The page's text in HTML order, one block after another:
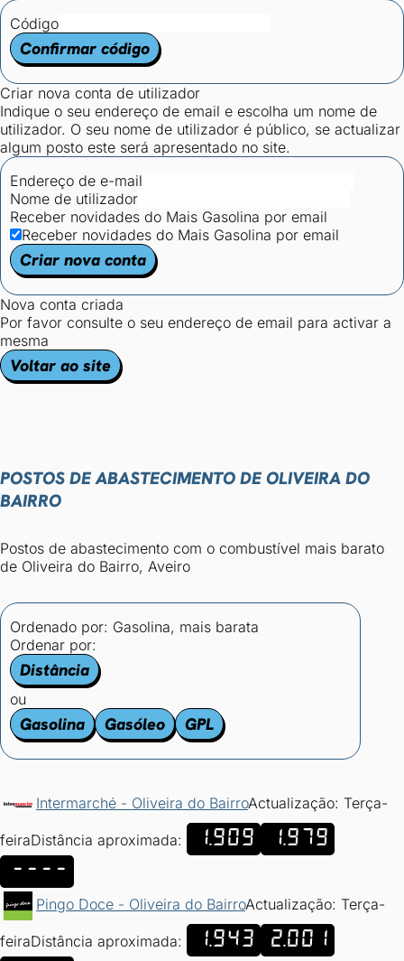
Código
Confirmar código
Criar nova conta de utilizador
Indique o seu endereço de email e escolha um nome de
utilizador. O seu nome de utilizador é público, se actualizar
algum posto este será apresentado no site.
Endereço de e-mail
Nome de utilizador
Receber novidades do Mais Gasolina por email
Receber novidades do Mais Gasolina por email
Criar nova conta
Nova conta criada
Por favor consulte o seu endereço de email para activar a
mesma
Voltar ao site
POSTOS DE ABASTECIMENTO DE OLIVEIRA DO
BAIRRO
Postos de abastecimento com o combustível mais barato
de Oliveira do Bairro, Aveiro
Ordenado por: Gasolina, mais barata
Ordenar por:
Distância
ou
Gasolina Gasóleo GPL
Intermarché - Oliveira do BairroActualização: Terça-
feiraDistância aproximada: 1.909
1.979
----
Pingo Doce - Oliveira do BairroActualização: Terça-
feiraDistância aproximada: 1.943
2.001